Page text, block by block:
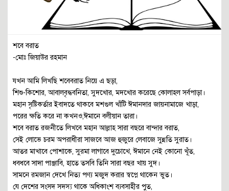
শবে বরাত
-মোঃ জিয়াউর রহমান
যখন আমি লিখছি শবেবরাত নিয়ে এ ছড়া,
শিশু-কিশোর, আবালবৃদ্ধবনিতা, সুদখোর, মদখোর করেছে কোলাহল সর্বপাড়া।
মহান সৃষ্টিকর্তার ইবাদতে থাকবে মশগুল খাঁটি ঈমানদার জায়নামাজে খাড়া,
পরের ক্ষতি করে না কখনও,ঈমানে বলীয়ান তারা।
শবে বরাত রজনীতে লিখবে মহান আল্লাহ সারা বছরে বান্দার বরাত,
সেই লোভে চরম অপরাধীরা সাজবে আজ হুজুরে লেবাজে সুন্নতি সুরাত।
আতর মাখাবে পোশাকে, সুরমা লাগাবে দুচোখে, ঈমানে নেই কোনো খূঁত,
ধবধবে সাদা পাঞ্জাবি, হাতে তসবি তিনি সারা বছর খায় সুদ।
সামনে রমজান দেখে নিত্য পণ্য মজুদ করার স্বপ্নে থাকেন ভুত।
যে দেশের সংসদ সদস্য থাকে অধিকাংশ ব্যবসাহীর পুত,